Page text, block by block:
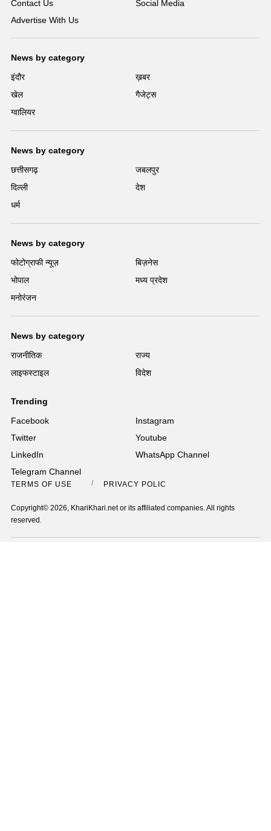
Contact Us
Social Media
Advertise With Us
News by category
इंदौर
ख़बर
खेल
गैजेट्स
ग्वालियर
News by category
छत्तीसगढ़
जबलपुर
दिल्ली
देश
धर्म
News by category
फोटोग्राफी न्यूज़
बिज़नेस
भोपाल
मध्य प्रदेश
मनोरंजन
News by category
राजनीतिक
राज्य
लाइफस्टाइल
विदेश
Trending
Facebook
Instagram
Twitter
Youtube
LinkedIn
WhatsApp Channel
Telegram Channel
TERMS OF USE PRIVACY POLICY
Copyright© 2026, KhariKhari.net or its affiliated companies. All rights
reserved.